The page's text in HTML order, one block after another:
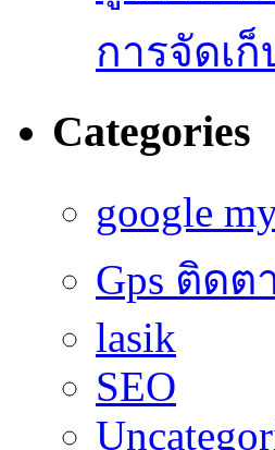
การจัดเ
Categories
google
Gps ติดต
lasik
SEO